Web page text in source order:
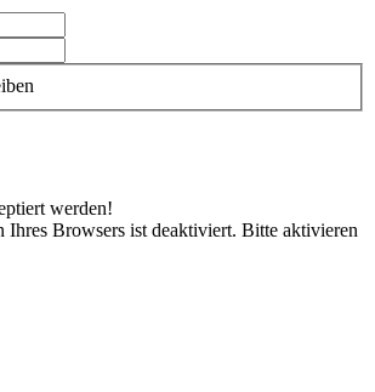
werden!
Browsers ist deaktiviert. Bitte aktivieren